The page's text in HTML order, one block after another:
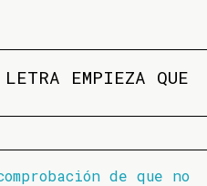
LETRA EMPIEZA QUE
de que no